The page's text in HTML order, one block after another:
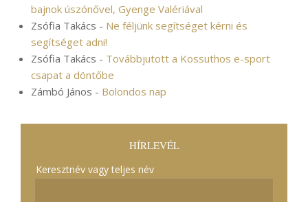
bajnok úszónővel, Gyenge Valériával
Zsófia Takács - Ne féljünk segítséget kérni és
segítséget adni!
Zsófia Takács - Továbbjutott a Kossuthos e-sport
csapat a döntőbe
Zámbó János - Bolondos nap
HÍRLEVÉL
Keresztnév vagy teljes név